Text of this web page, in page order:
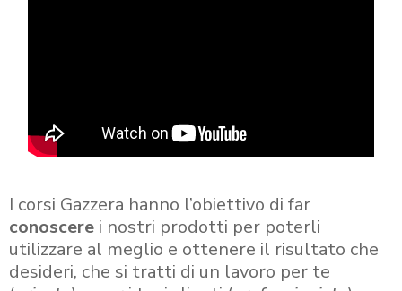
I corsi Gazzera hanno l’obiettivo di far
conoscere i nostri prodotti per poterli
utilizzare al meglio e ottenere il risultato che
desideri, che si tratti di un lavoro per te